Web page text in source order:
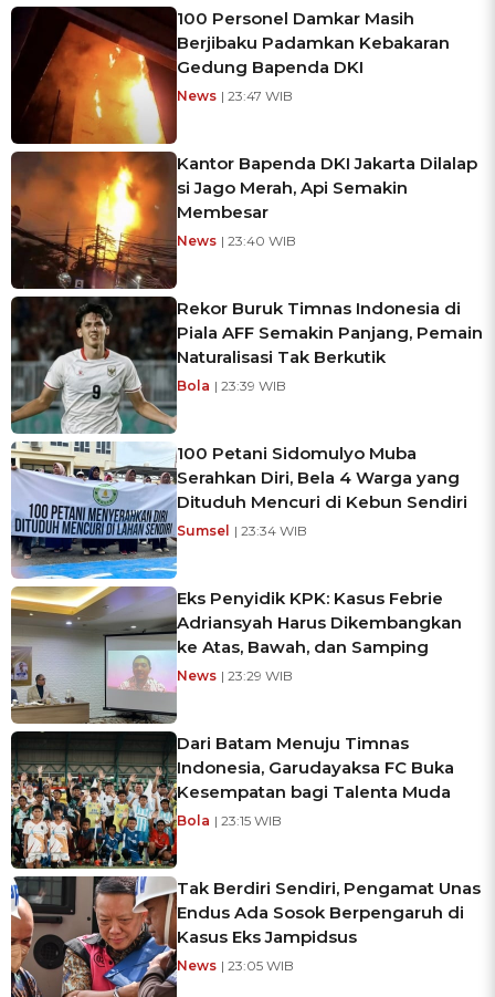
100 Personel Damkar Masih
Berjibaku Padamkan Kebakaran
Gedung Bapenda DKI
News | 23:47 WIB
Kantor Bapenda DKI Jakarta Dilalap
si Jago Merah, Api Semakin
Membesar
News | 23:40 WIB
Rekor Buruk Timnas Indonesia di
Piala AFF Semakin Panjang, Pemain
Naturalisasi Tak Berkutik
Bola | 23:39 WIB
100 Petani Sidomulyo Muba
Serahkan Diri, Bela 4 Warga yang
Dituduh Mencuri di Kebun Sendiri
Sumsel | 23:34 WIB
Eks Penyidik KPK: Kasus Febrie
Adriansyah Harus Dikembangkan
ke Atas, Bawah, dan Samping
News | 23:29 WIB
Dari Batam Menuju Timnas
Indonesia, Garudayaksa FC Buka
Kesempatan bagi Talenta Muda
Bola | 23:15 WIB
Tak Berdiri Sendiri, Pengamat Unas
Endus Ada Sosok Berpengaruh di
Kasus Eks Jampidsus
News | 23:05 WIB